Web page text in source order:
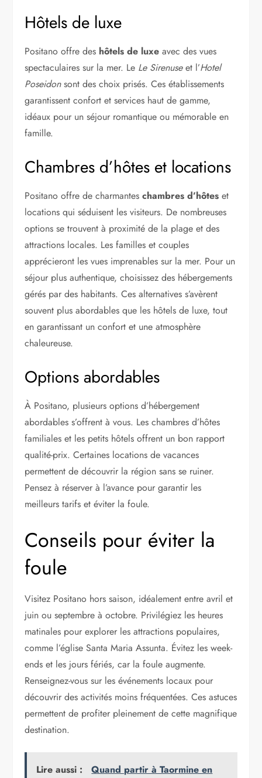
Hôtels de luxe
Positano offre des hôtels de luxe avec des vues
spectaculaires sur la mer. Le Le Sirenuseet l’Hotel
Poseidonsont des choix prisés. Ces établissements
garantissent confort et services haut de gamme,
idéaux pour un séjour romantique ou mémorable en
famille.
Chambres d’hôtes et locations
Positano offre de charmanteschambres d’hôtes et
locations qui séduisent les visiteurs. De nombreuses
options se trouvent à proximité de la plage et des
attractions locales. Les familles et couples
apprécieront les vues imprenables sur la mer. Pour un
séjour plus authentique, choisissez des hébergements
gérés par des habitants. Ces alternatives s’avèrent
souvent plus abordables que les hôtels de luxe, tout
en garantissant un confort et une atmosphère
chaleureuse.
Options abordables
À Positano, plusieurs options d’hébergement
abordables s’offrent à vous. Les chambres d’hôtes
familiales et les petits hôtels offrent un bon rapport
qualité-prix. Certaines locations de vacances
permettent de découvrir la région sans se ruiner.
Pensez à réserver à l’avance pour garantir les
meilleurs tarifs et éviter la foule.
Conseils pour éviter la
foule
Visitez Positano hors saison, idéalement entre avril et
juin ou septembre à octobre. Privilégiez les heures
matinales pour explorer les attractions populaires,
comme l’église Santa Maria Assunta. Évitez les week-
ends et les jours fériés, car la foule augmente.
Renseignez-vous sur les événements locaux pour
découvrir des activités moins fréquentées. Ces astuces
permettent de profiter pleinement de cette magnifique
destination.
Lire aussi :
Quand partir à Taormine en